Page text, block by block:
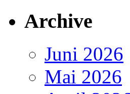
Archive
Juni 2026
Mai 2026